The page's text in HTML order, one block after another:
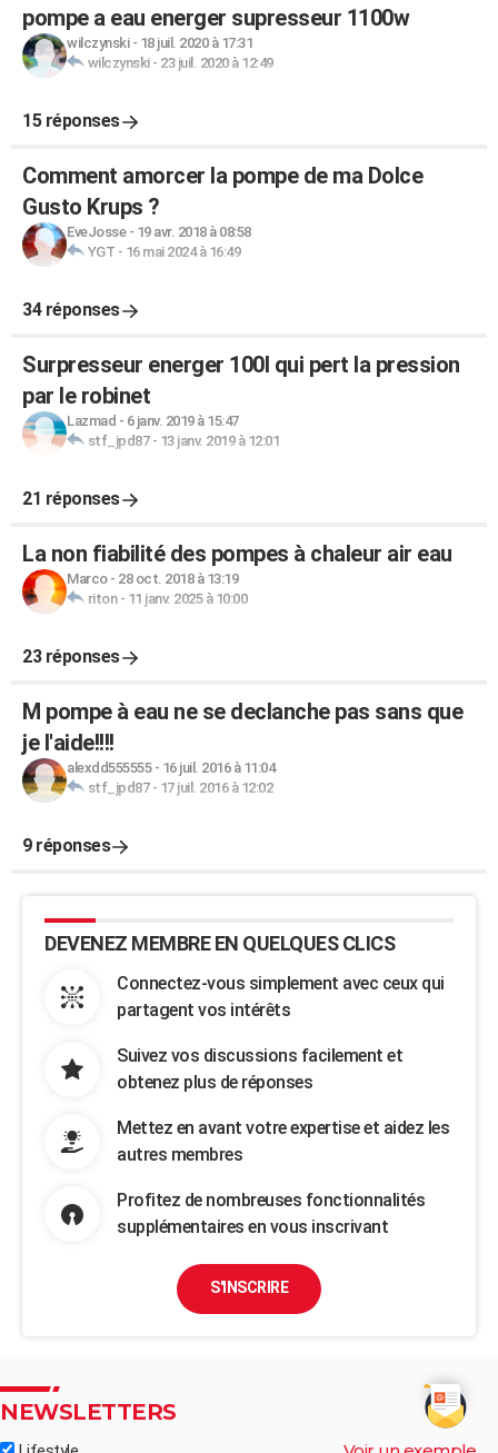
pompe a eau energer supresseur 1100w
wilczynski- 18 juil. 2020 à 17:31
wilczynski- 23 juil. 2020 à 12:49
15 réponses
Comment amorcer la pompe de ma Dolce
Gusto Krups ?
EveJosse- 19 avr. 2018 à 08:58
YGT - 16 mai 2024 à 16:49
34 réponses
Surpresseur energer 100l qui pert la pression
par le robinet
Lazmad - 6 janv. 2019 à 15:47
stf_jpd87- 13 janv. 2019 à 12:01
21 réponses
La non fiabilité des pompes à chaleur air eau
Marco- 28 oct. 2018 à 13:19
riton- 11 janv. 2025 à 10:00
23 réponses
M pompe à eau ne se declanche pas sans que
je l'aide!!!!
alexdd555555- 16 juil. 2016 à 11:04
stf_jpd87- 17 juil. 2016 à 12:02
9 réponses
DEVENEZ MEMBRE EN QUELQUES CLICS
Connectez-vous simplement avec ceux qui
partagent vos intérêts
Suivez vos discussions facilement et
obtenez plus de réponses
Mettez en avant votre expertise et aidez les
autres membres
Profitez de nombreuses fonctionnalités
supplémentaires en vous inscrivant
S'INSCRIRE
NEWSLETTERS